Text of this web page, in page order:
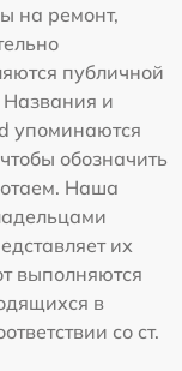
на ремонт,
публичной
Названия и
упоминаются
обозначить
Наша
их
выполняются
в
со ст.